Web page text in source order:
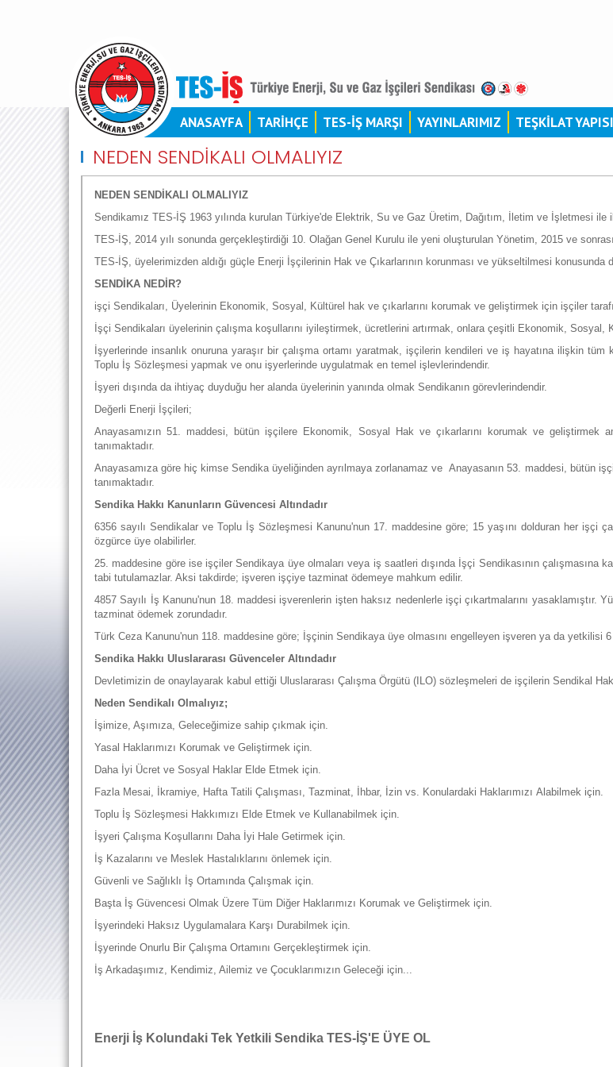
ANASAYFA TARİHÇE TES-İŞ MARŞI YAYINLARIMIZ TEŞKİLAT YAPISI
NEDEN SENDİKALI OLMALIYIZ
NEDEN SENDİKALI OLMALIYIZ
Sendikamız TES-İŞ 1963 yılında kurulan Türkiye'de Elektrik, Su ve Gaz Üretim, Dağıtım, İletim ve İşletmesi
TES-İŞ, 2014 yılı sonunda gerçekleştirdiği 10. Olağan Genel Kurulu ile yeni oluşturulan Yönetim, 2015 ve
TES-İŞ, üyelerimizden aldığı güçle Enerji İşçilerinin Hak ve Çıkarlarının korunması ve yükseltilmesi konusunda
SENDİKA NEDİR?
işçi Sendikaları, Üyelerinin Ekonomik, Sosyal, Kültürel hak ve çıkarlarını korumak ve geliştirmek için işçiler
İşçi Sendikaları üyelerinin çalışma koşullarını iyileştirmek, ücretlerini artırmak, onlara çeşitli Ekonomik, Sosyal,
İşyerlerinde insanlık onuruna yaraşır bir çalışma ortamı yaratmak, işçilerin kendileri ve iş hayatına ilişkin
Toplu İş Sözleşmesi yapmak ve onu işyerlerinde uygulatmak en temel işlevlerindendir.
İşyeri dışında da ihtiyaç duyduğu her alanda üyelerinin yanında olmak Sendikanın görevlerindendir.
Değerli Enerji İşçileri;
Anayasamızın 51. maddesi, bütün işçilere Ekonomik, Sosyal Hak ve çıkarlarını korumak ve geliştirmek
tanımaktadır.
Anayasamıza göre hiç kimse Sendika üyeliğinden ayrılmaya zorlanamaz ve Anayasanın 53. maddesi, bütün
tanımaktadır.
Sendika Hakkı Kanunların Güvencesi Altındadır
6356 sayılı Sendikalar ve Toplu İş Sözleşmesi Kanunu'nun 17. maddesine göre; 15 yaşını dolduran her işçi
özgürce üye olabilirler.
25. maddesine göre ise işçiler Sendikaya üye olmaları veya iş saatleri dışında İşçi Sendikasının çalışmasına
tabi tutulamazlar. Aksi takdirde; işveren işçiye tazminat ödemeye mahkum edilir.
4857 Sayılı İş Kanunu'nun 18. maddesi işverenlerin işten haksız nedenlerle işçi çıkartmalarını
tazminat ödemek zorundadır.
Türk Ceza Kanunu'nun 118. maddesine göre; İşçinin Sendikaya üye olmasını engelleyen işveren ya da yetkilisi 6
Sendika Hakkı Uluslararası Güvenceler Altındadır
Devletimizin de onaylayarak kabul ettiği Uluslararası Çalışma Örgütü (ILO) sözleşmeleri de işçilerin Sendikal
Neden Sendikalı Olmalıyız;
İşimize, Aşımıza, Geleceğimize sahip çıkmak için.
Yasal Haklarımızı Korumak ve Geliştirmek için.
Daha İyi Ücret ve Sosyal Haklar Elde Etmek için.
Fazla Mesai, İkramiye, Hafta Tatili Çalışması, Tazminat, İhbar, İzin vs. Konulardaki Haklarımızı Alabilmek için.
Toplu İş Sözleşmesi Hakkımızı Elde Etmek ve Kullanabilmek için.
İşyeri Çalışma Koşullarını Daha İyi Hale Getirmek için.
İş Kazalarını ve Meslek Hastalıklarını önlemek için.
Güvenli ve Sağlıklı İş Ortamında Çalışmak için.
Başta İş Güvencesi Olmak Üzere Tüm Diğer Haklarımızı Korumak ve Geliştirmek için.
İşyerindeki Haksız Uygulamalara Karşı Durabilmek için.
İşyerinde Onurlu Bir Çalışma Ortamını Gerçekleştirmek için.
İş Arkadaşımız, Kendimiz, Ailemiz ve Çocuklarımızın Geleceği için...
Enerji İş Kolundaki Tek Yetkili Sendika TES-İŞ'E ÜYE OL